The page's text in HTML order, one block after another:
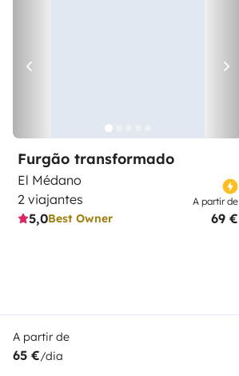
Furgão transformado
El Médano
2 viajantes
5,0Best Owner
A partir de
69 €
A partir de
65 €/dia